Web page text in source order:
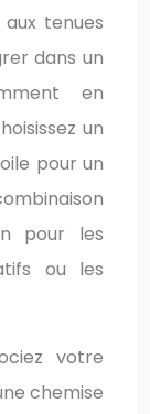
tenues
dans un
en
un
pour un
pour les
ou les
votre
chemise